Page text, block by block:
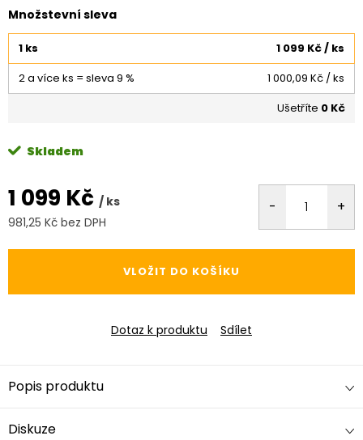
Množstevní sleva
1 ks 1 099 Kč/ ks
2 a více ks = sleva 9 %
1 000,09 Kč / ks
Ušetříte 0 Kč
Skladem
1 099 Kč / ks
981,25 Kč bez DPH
cena:
VLOŽIT DO KOŠÍKU
Dotaz k produktu Sdílet
Popis produktu
Diskuze